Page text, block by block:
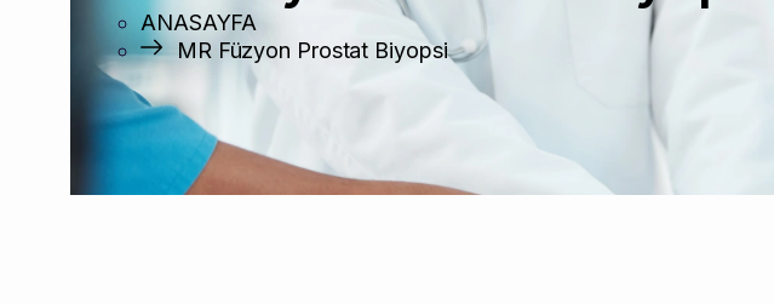
ANASAYFA
MR Füzyon Prostat Biyopsi